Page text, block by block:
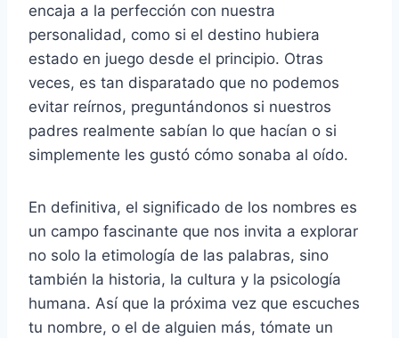
encaja a la perfección con nuestra
personalidad, como si el destino hubiera
estado en juego desde el principio. Otras
veces, es tan disparatado que no podemos
evitar reírnos, preguntándonos si nuestros
padres realmente sabían lo que hacían o si
simplemente les gustó cómo sonaba al oído.
En definitiva, el significado de los nombres es
un campo fascinante que nos invita a explorar
no solo la etimología de las palabras, sino
también la historia, la cultura y la psicología
humana. Así que la próxima vez que escuches
tu nombre, o el de alguien más, tómate un